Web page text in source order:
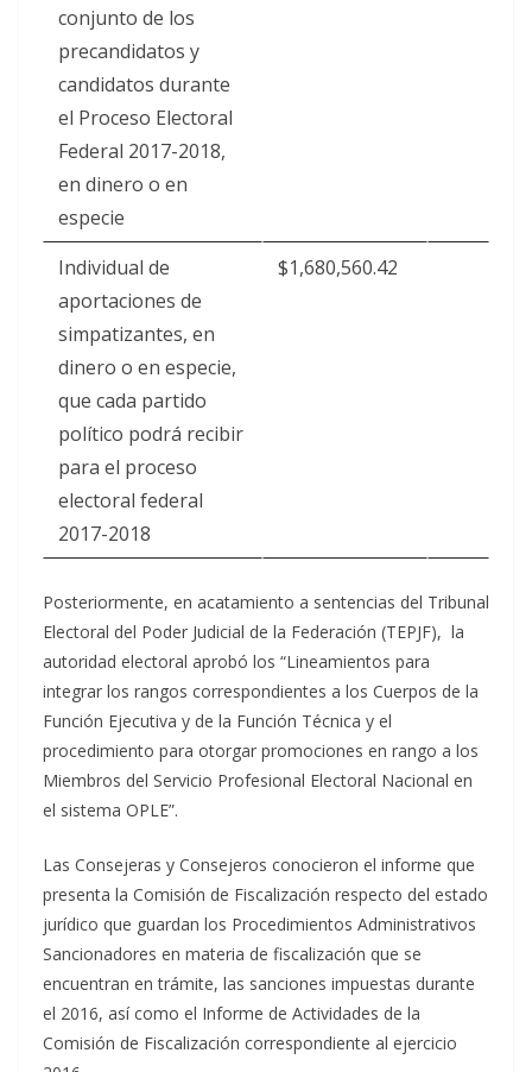
conjunto de los
precandidatos y
candidatos durante
el Proceso Electoral
Federal 2017-2018,
en dinero o en
especie
Individual de
aportaciones de
simpatizantes, en
dinero o en especie,
que cada partido
político podrá recibir
para el proceso
electoral federal
2017-2018
$1,680,560.42
Posteriormente, en acatamiento a sentencias del Tribunal
Electoral del Poder Judicial de la Federación (TEPJF), la
autoridad electoral aprobó los “Lineamientos para
integrar los rangos correspondientes a los Cuerpos de la
Función Ejecutiva y de la Función Técnica y el
procedimiento para otorgar promociones en rango a los
Miembros del Servicio Profesional Electoral Nacional en
el sistema OPLE”.
Las Consejeras y Consejeros conocieron el informe que
presenta la Comisión de Fiscalización respecto del estado
jurídico que guardan los Procedimientos Administrativos
Sancionadores en materia de fiscalización que se
encuentran en trámite, las sanciones impuestas durante
el 2016, así como el Informe de Actividades de la
Comisión de Fiscalización correspondiente al ejercicio